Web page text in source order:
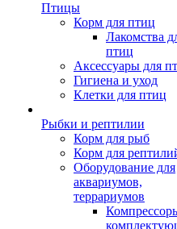
Птицы
Корм для птиц
Лакомства
птиц
Аксессуары для
Гигиена и уход
Клетки для птиц
Рыбки и рептилии
Корм для рыб
Корм для
Оборудование для
аквариумов,
террариумов